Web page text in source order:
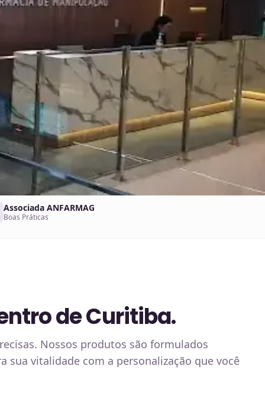
Associada ANFARMAG
Boas Práticas
de Curitiba.
Nossos produtos são formulados
vitalidade com a personalização que você